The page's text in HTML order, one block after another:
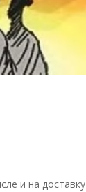
и на доставку